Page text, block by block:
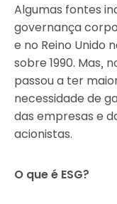
Algumas fontes
governança
e no Reino Unido
sobre 1990. Mas,
passou a ter
necessidade de
das empresas e
acionistas.
O que é ESG?